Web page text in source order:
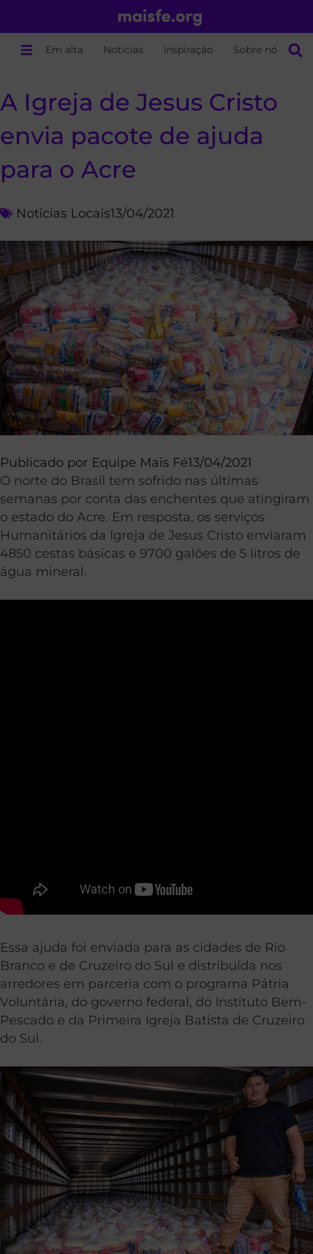
Em alta Notícias Inspiração Sobre nós
A Igreja de Jesus Cristo
envia pacote de ajuda
para o Acre
Notícias Locais13/04/2021
Publicado por Equipe Mais Fé13/04/2021
O norte do Brasil tem sofrido nas últimas
semanas por conta das enchentes que atingiram
o estado do Acre. Em resposta, os serviços
Humanitários da Igreja de Jesus Cristo enviaram
4850 cestas básicas e 9700 galões de 5 litros de
água mineral.
Essa ajuda foi enviada para as cidades de Rio
Branco e de Cruzeiro do Sul e distribuída nos
arredores em parceria com o programa Pátria
Voluntária, do governo federal, do Instituto Bem-
Pescado e da Primeira Igreja Batista de Cruzeiro
do Sul.